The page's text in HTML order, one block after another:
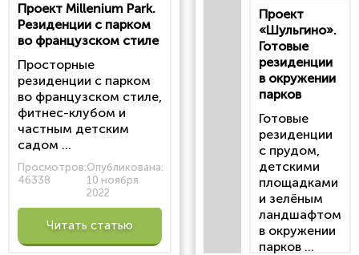
Проект Millenium Park.
Резиденции с парком
во французском стиле
Просторные
резиденции с парком
во французском стиле,
фитнес-клубом и
частным детским
садом ...
Просмотров:
46338
Опубликована:
10 ноября
2022
Читать статью
статью
Проект
«Шульгино».
Готовые
резиденции
в окружении
парков
Готовые
резиденции
с прудом,
детскими
площадками
и зелёным
ландшафтом
в окружении
парков ...